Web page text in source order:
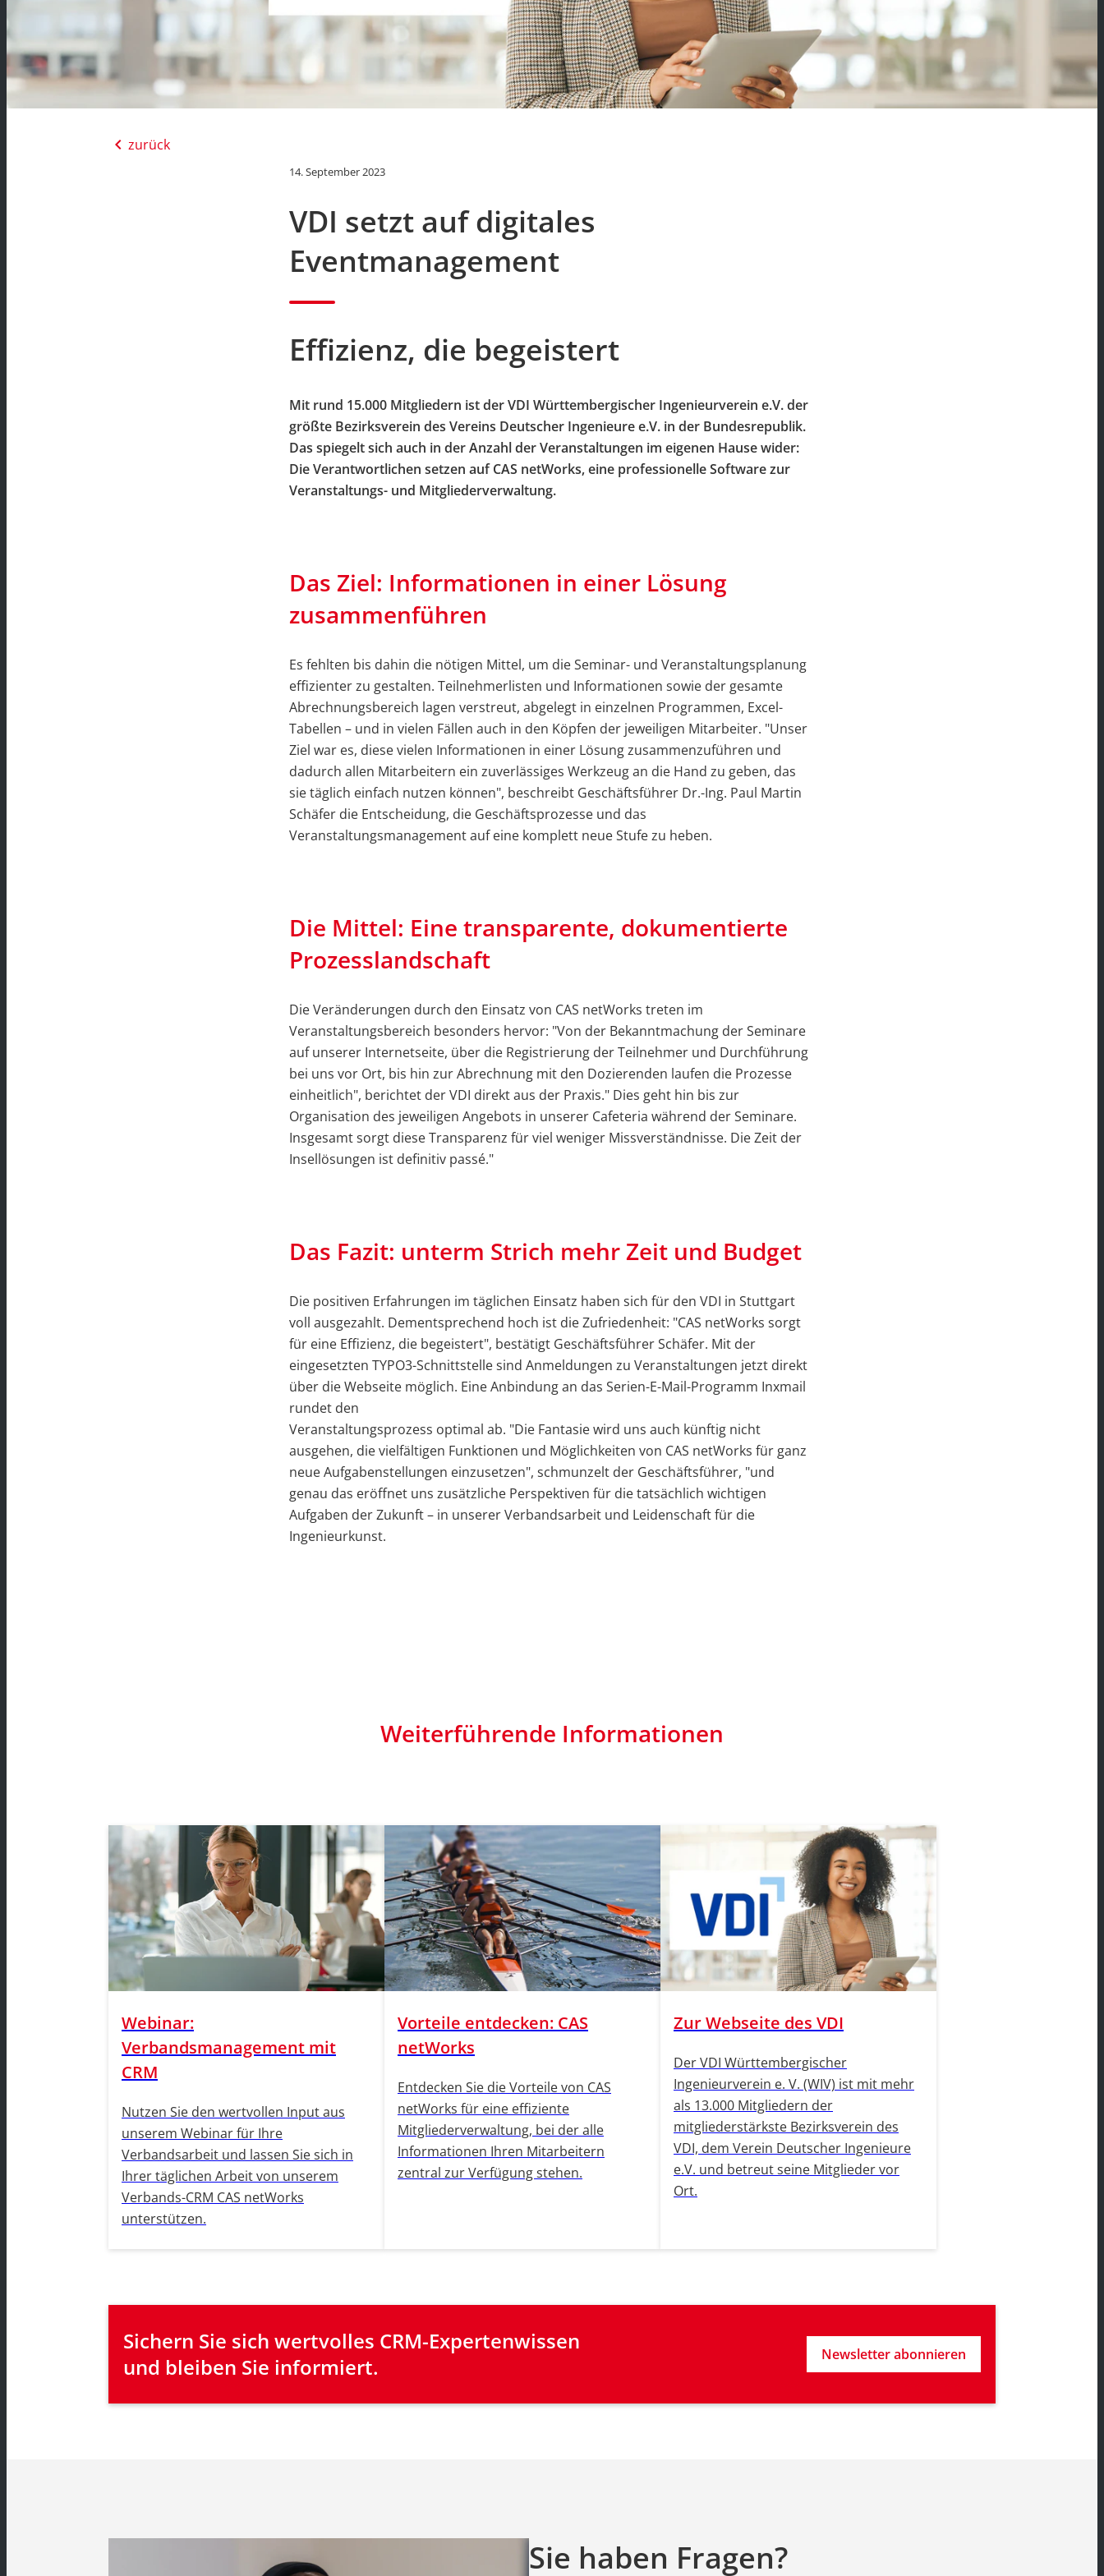
chevron_left zurück
14. September 2023
VDI setzt auf digitales
Eventmanagement
Effizienz, die begeistert
Mit rund 15.000 Mitgliedern ist der VDI Württembergischer Ingenieurverein e.V. der
größte Bezirksverein des Vereins Deutscher Ingenieure e.V. in der Bundesrepublik.
Das spiegelt sich auch in der Anzahl der Veranstaltungen im eigenen Hause wider:
Die Verantwortlichen setzen auf CAS netWorks, eine professionelle Software zur
Veranstaltungs- und Mitgliederverwaltung.
Das Ziel: Informationen in einer Lösung
zusammenführen
Es fehlten bis dahin die nötigen Mittel, um die Seminar- und Veranstaltungsplanung
effizienter zu gestalten. Teilnehmerlisten und Informationen sowie der gesamte
Abrechnungsbereich lagen verstreut, abgelegt in einzelnen Programmen, Excel-
Tabellen – und in vielen Fällen auch in den Köpfen der jeweiligen Mitarbeiter. "Unser
Ziel war es, diese vielen Informationen in einer Lösung zusammenzuführen und
dadurch allen Mitarbeitern ein zuverlässiges Werkzeug an die Hand zu geben, das
sie täglich einfach nutzen können", beschreibt Geschäftsführer Dr.-Ing. Paul Martin
Schäfer die Entscheidung, die Geschäftsprozesse und das
Veranstaltungsmanagement auf eine komplett neue Stufe zu heben.
Die Mittel: Eine transparente, dokumentierte
Prozesslandschaft
Die Veränderungen durch den Einsatz von CAS netWorks treten im
Veranstaltungsbereich besonders hervor: "Von der Bekanntmachung der Seminare
auf unserer Internetseite, über die Registrierung der Teilnehmer und Durchführung
bei uns vor Ort, bis hin zur Abrechnung mit den Dozierenden laufen die Prozesse
einheitlich", berichtet der VDI direkt aus der Praxis." Dies geht hin bis zur
Organisation des jeweiligen Angebots in unserer Cafeteria während der Seminare.
Insgesamt sorgt diese Transparenz für viel weniger Missverständnisse. Die Zeit der
Insellösungen ist definitiv passé."
Das Fazit: unterm Strich mehr Zeit und Budget
Die positiven Erfahrungen im täglichen Einsatz haben sich für den VDI in Stuttgart
voll ausgezahlt. Dementsprechend hoch ist die Zufriedenheit: "CAS netWorks sorgt
für eine Effizienz, die begeistert", bestätigt Geschäftsführer Schäfer. Mit der
eingesetzten TYPO3-Schnittstelle sind Anmeldungen zu Veranstaltungen jetzt direkt
über die Webseite möglich. Eine Anbindung an das Serien-E-Mail-Programm Inxmail
rundet den
Veranstaltungsprozess optimal ab. "Die Fantasie wird uns auch künftig nicht
ausgehen, die vielfältigen Funktionen und Möglichkeiten von CAS netWorks für ganz
neue Aufgabenstellungen einzusetzen", schmunzelt der Geschäftsführer, "und
genau das eröffnet uns zusätzliche Perspektiven für die tatsächlich wichtigen
Aufgaben der Zukunft – in unserer Verbandsarbeit und Leidenschaft für die
Ingenieurkunst.
Weiterführende Informationen
Webinar:
Verbandsmanagement mit
CRM
Nutzen Sie den wertvollen Input aus
unserem Webinar für Ihre
Verbandsarbeit und lassen Sie sich in
Ihrer täglichen Arbeit von unserem
Verbands-CRM CAS netWorks
unterstützen.
Vorteile entdecken: CAS
netWorks
Entdecken Sie die Vorteile von CAS
netWorks für eine effiziente
Mitgliederverwaltung, bei der alle
Informationen Ihren Mitarbeitern
zentral zur Verfügung stehen.
Zur Webseite des VDI
Der VDI Württembergischer
Ingenieurverein e. V. (WIV) ist mit mehr
als 13.000 Mitgliedern der
mitgliederstärkste Bezirksverein des
VDI, dem Verein Deutscher Ingenieure
e.V. und betreut seine Mitglieder vor
Ort.
Sichern Sie sich wertvolles CRM-Expertenwissen
und bleiben Sie informiert.
Newsletter abonnieren
Sie haben Fragen?